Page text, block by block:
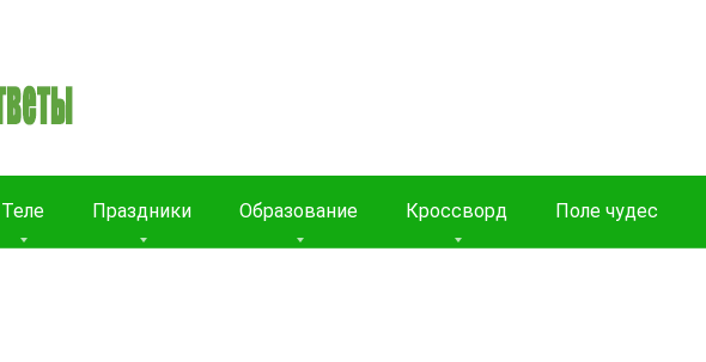
Теле Праздники Образование Кроссворд Поле чудес